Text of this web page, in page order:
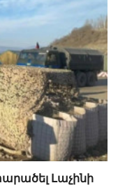
Լաչինի